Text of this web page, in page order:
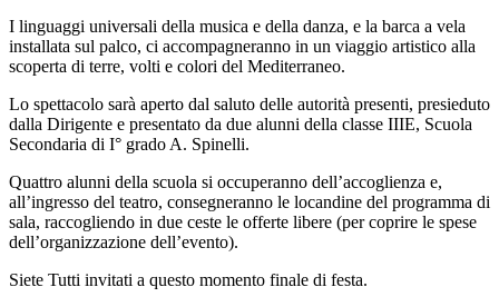
I linguaggi universali della musica e della danza, e la barca a vela
installata sul palco, ci accompagneranno in un viaggio artistico alla
scoperta di terre, volti e colori del Mediterraneo.
Lo spettacolo sarà aperto dal saluto delle autorità presenti, presieduto
dalla Dirigente e presentato da due alunni della classe IIIE, Scuola
Secondaria di I° grado A. Spinelli.
Quattro alunni della scuola si occuperanno dell’accoglienza e,
all’ingresso del teatro, consegneranno le locandine del programma di
sala, raccogliendo in due ceste le offerte libere (per coprire le spese
dell’organizzazione dell’evento).
Siete Tutti invitati a questo momento finale di festa.